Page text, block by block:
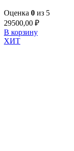
Оценка 0 из 5
29500,00 ₽
В корзину
ХИТ